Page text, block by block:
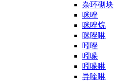
杂环砌块
咪唑
咪唑烷
咪唑啉
吲唑
吲哚
吲哚啉
异喹啉